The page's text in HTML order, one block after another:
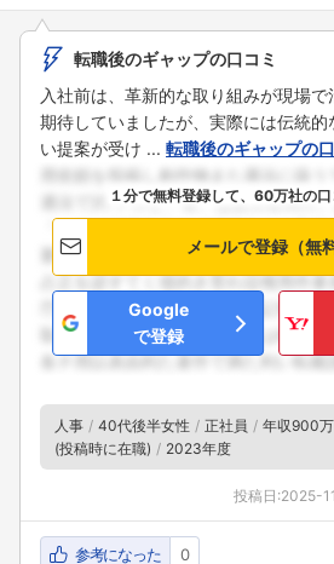
フォローしま
こちらの企業もフォローし
転職後のギャップの口コミ
入社前は、革新的な取り組みが現場
期待していましたが、実際には伝統的
い提案が受け ... 転職後のギャップの
１分で無料登録して、60万社の
メールで登録（無料
Google
で登録
人事 40代後半女性 正社員 年収900
(投稿時に在職)
2023年度
投稿日:2025-
参考になった 0